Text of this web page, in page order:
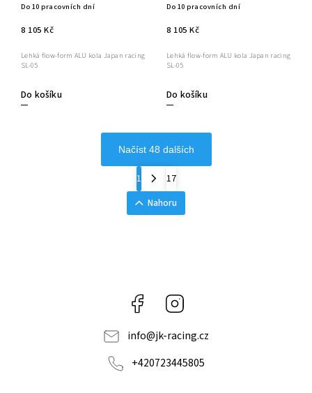
Do 10 pracovních dní
8 105 Kč
Do košíku
Lehká flow-form ALU kola Japan racing
SL-05
Do 10 pracovních dní
8 105 Kč
Do košíku
Lehká flow-form ALU kola Japan racing
SL-05
Načíst 48 dalších
1
17
Nahoru
Facebook
info@jk-racing.cz
+420723445805